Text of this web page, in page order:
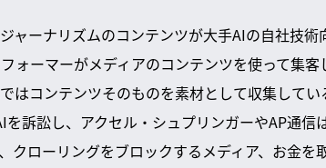
ャーナリズムのコンテンツが大手AIの自社技術
ォーマーがメディアのコンテンツを使って集
はコンテンツそのものを素材として収集してい
訴訟し、アクセル・シュプリンガーやAP通信
クローリングをブロックするメディア、お金を